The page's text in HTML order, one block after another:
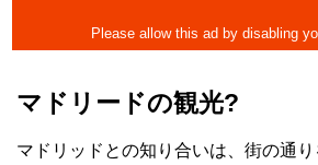
マドリードの観光?
マドリッドとの知り合いは、街の通